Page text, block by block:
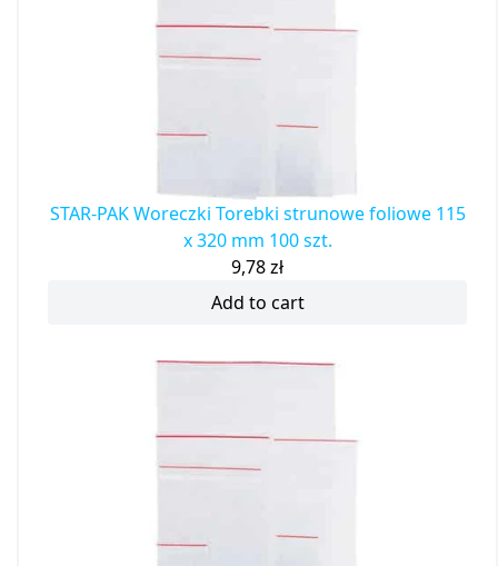
STAR-PAK Woreczki Torebki strunowe foliowe 115
x 320 mm 100 szt.
9,78zł
Add to cart